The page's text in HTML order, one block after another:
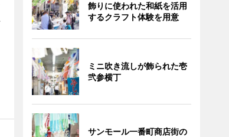
飾りに使われた和紙を活用
するクラフト体験を用意
ミニ吹き流しが飾られた壱
弐参横丁
サンモール一番町商店街の